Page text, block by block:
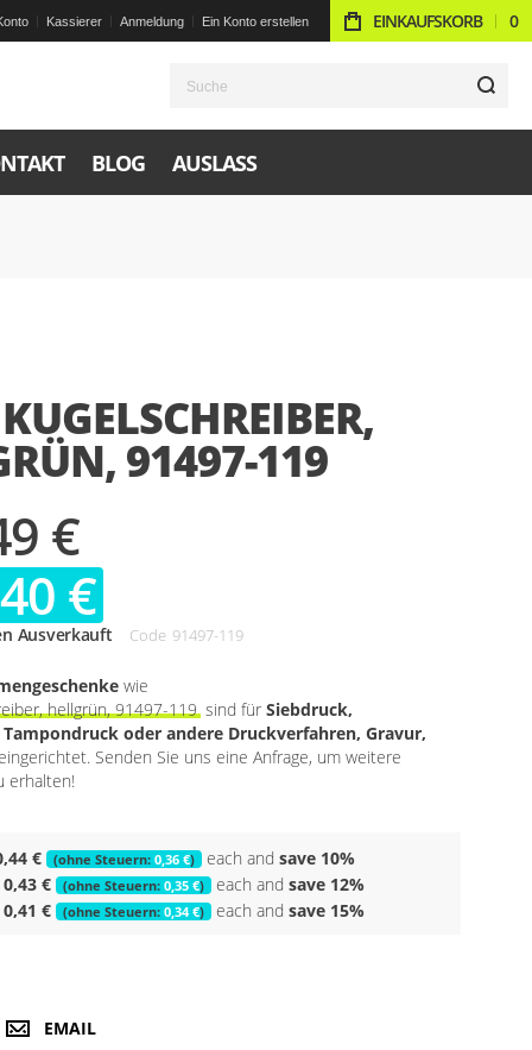
Kassierer Anmeldung Ein Konto erstellen EINKAUFSKORB 0
BLOG AUSLASS
91497-119
€
€
Ausverkauft Code 91497-119
wie
hellgrün, 91497-119 sind fürSiebdruck,
oder andere Druckverfahren, Gravur,
Senden Sie uns eine Anfrage, um weitere
erhalten!
€ 0,36 € each andsave 10%
0,43 € 0,35 € each andsave 12%
0,41 € 0,34 € each andsave 15%
EMAIL